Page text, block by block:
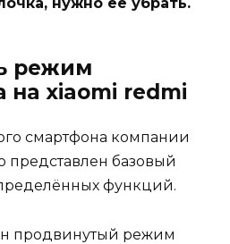
нужно ее убрать.
режим
на xiaomi redmi
смартфона компании
представлен базовый
функций.
продвинутый режим